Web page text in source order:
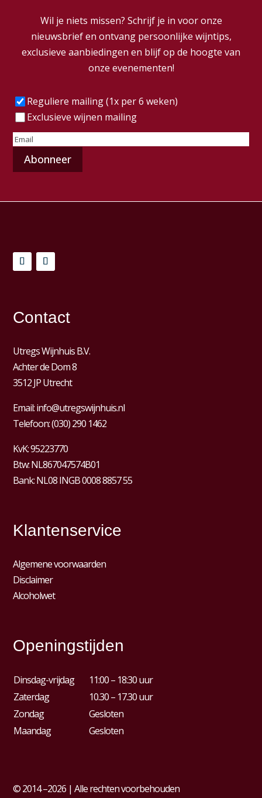
Wil je niets missen? Schrijf je in voor onze
nieuwsbrief en ontvang persoonlijke wijntips,
exclusieve aanbiedingen en blijf op de hoogte van
onze evenementen!
Frequentie(Vereist)
Reguliere mailing (1x per 6 weken)
Exclusieve wijnen mailing
E-
mailadres
Contact
Utregs Wijnhuis B.V.
Achter de Dom 8
3512 JP Utrecht
Email:info@utregswijnhuis.nl
Telefoon:(030) 290 1462
KvK:95223770
Btw:NL867047574B01
Bank: NL08 INGB 0008 8857 55
Klantenservice
Algemene voorwaarden
Disclaimer
Alcoholwet
Openingstijden
Dinsdag-vrijdag
11:00 – 18:30 uur
Zaterdag
10.30 – 17.30 uur
Zondag
Gesloten
Maandag
Gesloten
© 2014 –2026 | Alle rechten voorbehouden